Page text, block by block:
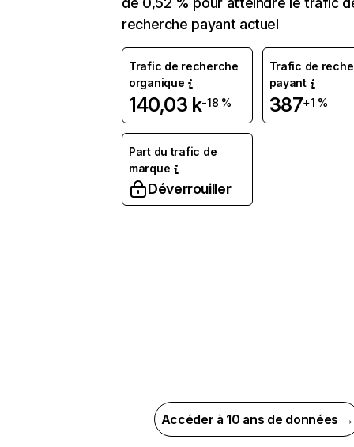
recherche payant actuel
Trafic de recherche
organique
140,03 k-18 %
Trafic de
payant
387+1 %
Part du trafic de
marque
Déverrouiller
Accéder à 10 ans de données →